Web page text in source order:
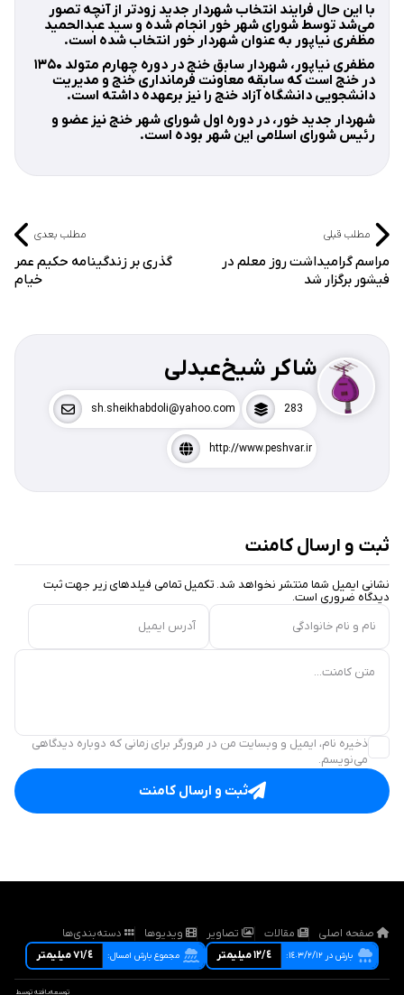
با این حال فرایند انتخاب شهردار جدید زودتر از آنچه تصور
می‌شد توسط شورای شهر خور انجام شده و سید عبدالحمید
مظفری نیاپور به عنوان شهردار خور انتخاب شده است.
مظفری نیاپور، شهردار سابق خنج در دوره چهارم متولد ۱۳۵۰
در خنج است که سابقه معاونت فرمانداری خنج و مدیریت
دانشجویی دانشگاه آزاد خنج را نیز برعهده داشته است.
شهردار جدید خور، در دوره اول شورای شهر خنج نیز عضو و
رئیس شورای اسلامی این شهر بوده است.
مطلب قبلی
مراسم گرامیداشت روز معلم در
فیشور برگزار شد
مطلب بعدی
گذری بر زندگینامه حکیم عمر
خیام
شاکر شیخ‌عبدلی
283
sh.sheikhabdoli@yahoo.com
http://www.peshvar.ir
ثبت و ارسال کامنت
نشانی ایمیل شما منتشر نخواهد شد. تکمیل تمامی فیلد‌های زیر جهت ثبت
دیدگاه ضروری است.
نام و نام خانوادگی
آدرس ایمیل
متن کامنت...
ذخیره نام، ایمیل و وبسایت من در مرورگر برای زمانی که دوباره دیدگاهی
می‌نویسم.
ثبت و ارسال کامنت
صفحه اصلی مقالات تصاویر ویدیوها دسته‌بندی‌ها
بارش در ١٤٠٣/٢/١٢: ١٢/٤ ميليمتر مجموع بارش امسال: ٧١/٤ ميليمتر
توسعه‌یافته توسط